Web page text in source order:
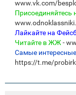
www.vk.com/
Присоединяйтесь
Лайкайте на
Читайте в ЖЖ -
Самые
https://t.me/